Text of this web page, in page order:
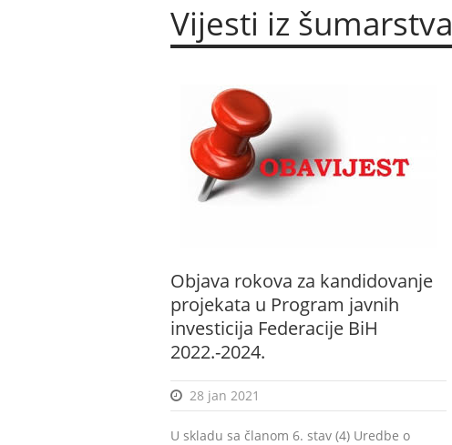
Vijesti iz šumarstva
Objava rokova za kandidovanje
projekata u Program javnih
investicija Federacije BiH
2022.-2024.
28 jan 2021
U skladu sa članom 6. stav (4) Uredbe o